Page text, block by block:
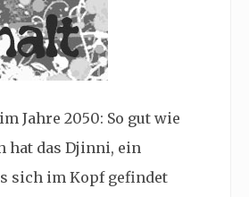
Jahre 2050: So gut wie
hat das Djinni, ein
sich im Kopf gefindet